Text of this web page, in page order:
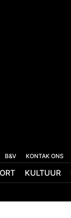
B&V KONTAK ONS
KULTUUR